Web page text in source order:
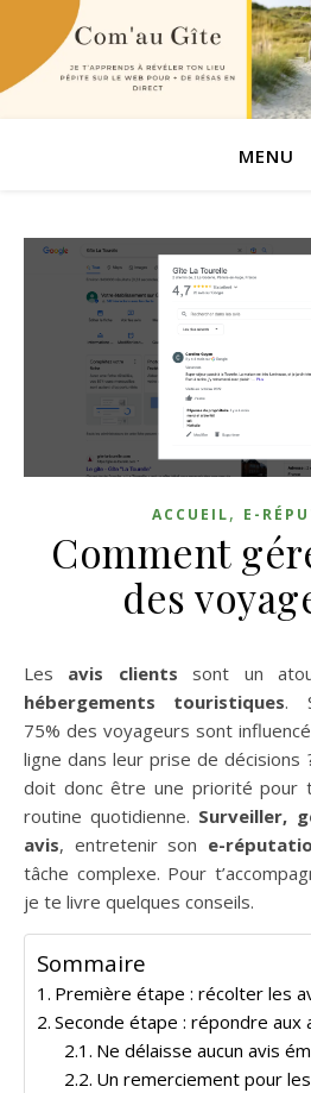
MENU
ACCUEIL, E-
Comment
des
Les avis clients sont un
hébergements touristiques.
75% des voyageurs sont
ligne dans leur prise de décisions
doit donc être une priorité
routine quotidienne. Surveiller,
avis, entretenir son e-
tâche complexe. Pour
je te livre quelques conseils.
Sommaire
Première étape : récolter les
Seconde étape : répondre aux
Ne délaisse aucun avis
Un remerciement pour